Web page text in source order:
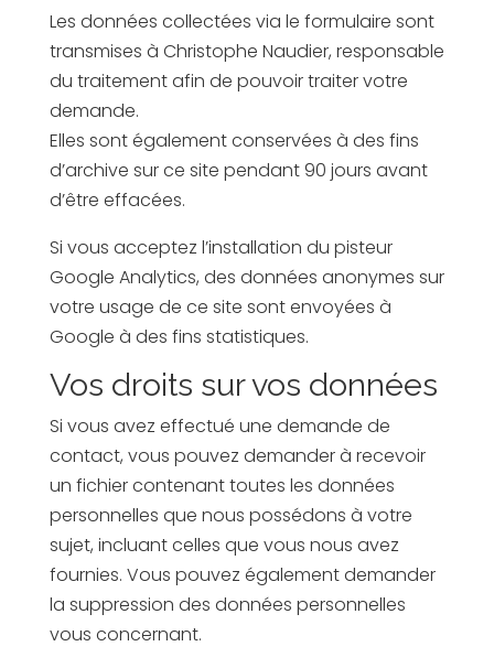
Les données collectées via le formulaire sont
transmises à Christophe Naudier, responsable
du traitement afin de pouvoir traiter votre
demande.
Elles sont également conservées à des fins
d’archive sur ce site pendant 90 jours avant
d’être effacées.
Si vous acceptez l’installation du pisteur
Google Analytics, des données anonymes sur
votre usage de ce site sont envoyées à
Google à des fins statistiques.
Vos droits sur vos données
Si vous avez effectué une demande de
contact, vous pouvez demander à recevoir
un fichier contenant toutes les données
personnelles que nous possédons à votre
sujet, incluant celles que vous nous avez
fournies. Vous pouvez également demander
la suppression des données personnelles
vous concernant.